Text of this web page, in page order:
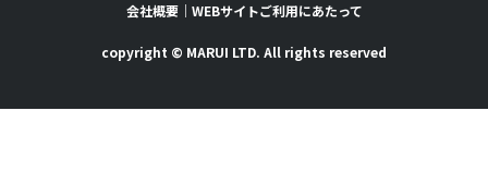
会社概要｜ WEBサイトご利用にあたって
copyright © MARUI LTD. All rights reserved